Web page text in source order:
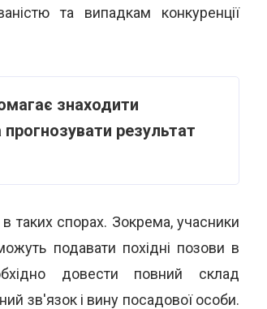
та випадкам конкуренції
знаходити
результат
таких спорах. Зокрема, учасники
подавати похідні позови в
довести повний склад
зв'язок і вину посадової особи.